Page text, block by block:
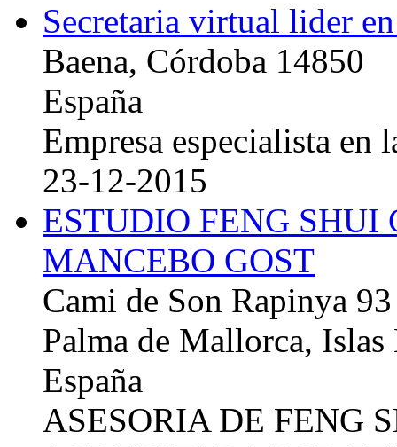
Secretaria virtual lider
Baena, Córdoba 14850
España
Empresa especialista en
23-12-2015
ESTUDIO FENG
MANCEBO GOST
Cami de Son Rapinya 93
Palma de Mallorca, Islas
España
ASESORIA DE FENG